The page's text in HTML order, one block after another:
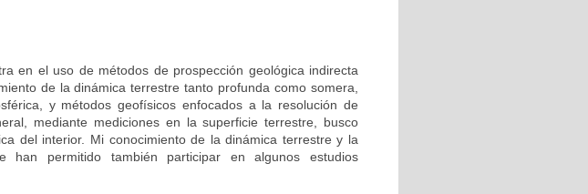
en el uso de métodos de prospección geológica indirecta
de la dinámica terrestre tanto profunda como somera,
y métodos geofísicos enfocados a la resolución de
mediante mediciones en la superficie terrestre, busco
del interior. Mi conocimiento de la dinámica terrestre y la
han permitido también participar en algunos estudios